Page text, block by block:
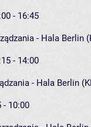
- 16:45
- Hala Berlin
- 14:00
- Hala Berlin
- 10:00